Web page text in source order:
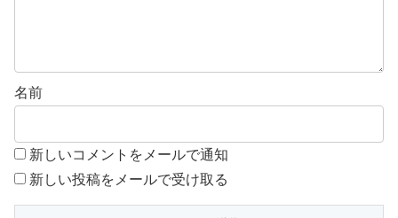
名前
新しいコメントをメールで通知
新しい投稿をメールで受け取る